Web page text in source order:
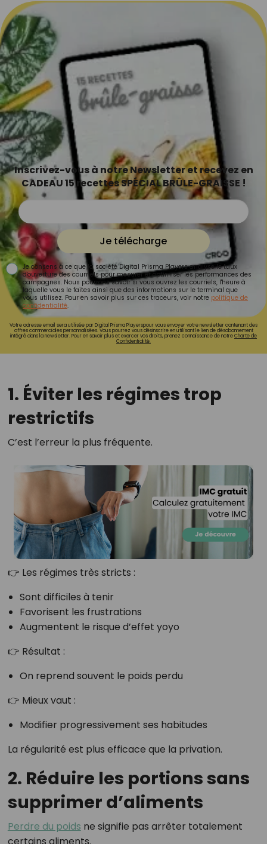
Inscrivez-vous à notre Newsletter et recevez en
CADEAU 15 recettes SPÉCIAL BRÛLE-GRAISSE !
Je télécharge
Je consens à ce que la société Digital Prisma Players analyse le taux
d'ouverture des courriels pour mesurer et optimiser les performances des
campagnes. Nous pourrons savoir si vous ouvrez les courriels, l'heure à
laquelle vous le faites ainsi que des informations sur le terminal que
vous utilisez. Pour en savoir plus sur ces traceurs, voir notre politique de
confidentialité.
Votre adresse email sera utilisée par Digital Prisma Playerspour vous envoyer votre newsletter contenant des
offres commerciales personnalisées. Vous pourrez vous désinscrire en utilisant le lien de désabonnement
intégré dans la newsletter. Pour en savoir plus et exercer vos droits, prenez connaissance de notreCharte de
Confidentialité.
1. Éviter les régimes trop
restrictifs
C’est l’erreur la plus fréquente.
👉 Les régimes très stricts :
Sont difficiles à tenir
Favorisent les frustrations
Augmentent le risque d’effet yoyo
👉 Résultat :
On reprend souvent le poids perdu
👉 Mieux vaut :
Modifier progressivement ses habitudes
La régularité est plus efficace que la privation.
2. Réduire les portions sans
supprimer d’aliments
Perdre du poids ne signifie pas arrêter totalement